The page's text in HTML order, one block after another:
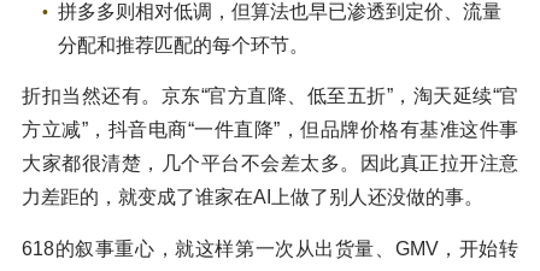
拼多多则相对低调，但算法也早已渗透到定价、流量
分配和推荐匹配的每个环节。
折扣当然还有。京东“官方直降、低至五折”，淘天延续“官
方立减”，抖音电商“一件直降”，但品牌价格有基准这件事
大家都很清楚，几个平台不会差太多。因此真正拉开注意
力差距的，就变成了谁家在AI上做了别人还没做的事。
618的叙事重心，就这样第一次从出货量、GMV，开始转